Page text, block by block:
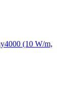
(10 W/m,